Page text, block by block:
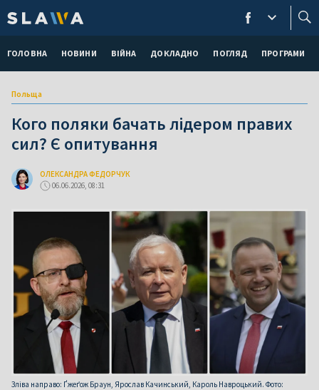
ГОЛОВНА НОВИНИ ВІЙНА ДОКЛАДНО ПОГЛЯД ПРОГРАМИ
Польща
Кого поляки бачать лідером правих
сил? Є опитування
ОЛЕКСАНДРА ФЕДОРЧУК
06.06.2026, 08:31
Зліва направо: Ґжеґож Браун, Ярослав Качинський, Кароль Навроцький. Фото: